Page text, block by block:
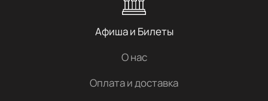
Афиша и Билеты
О нас
Оплата и доставка